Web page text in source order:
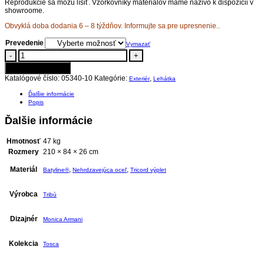
Reprodukcie sa môžu líšiť. Vzorkovníky materiálov máme naživo k dispozícii v
showroome.
Obvyklá doba dodania 6 – 8 týždňov. Informujte sa pre upresnenie..
Prevedenie Vymazať
-
+
Katalógové číslo: 05340-10 Kategórie: Exteriér, Lehátka
Ďalšie informácie
Popis
Ďalšie informácie
Hmotnosť 47 kg
Rozmery 210 × 84 × 26 cm
Materiál Batyline®, Nehrdzavejúca oceľ, Tricord výplet
Výrobca Tribù
Dizajnér Monica Armani
Kolekcia Tosca